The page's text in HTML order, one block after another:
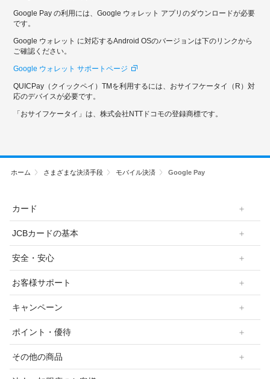
Google Pay の利用には、Google ウォレット アプリのダウンロードが必要
です。
Google ウォレット に対応するAndroid OSのバージョンは下のリンクから
ご確認ください。
Google ウォレット サポートページ
QUICPay（クイックペイ）TMを利用するには、おサイフケータイ（R）対
応のデバイスが必要です。
「おサイフケータイ」は、株式会社NTTドコモの登録商標です。
ホーム さまざまな決済手段 モバイル決済 Google Pay
カード
JCBカードの基本
安全・安心
お客様サポート
キャンペーン
ポイント・優待
その他の商品